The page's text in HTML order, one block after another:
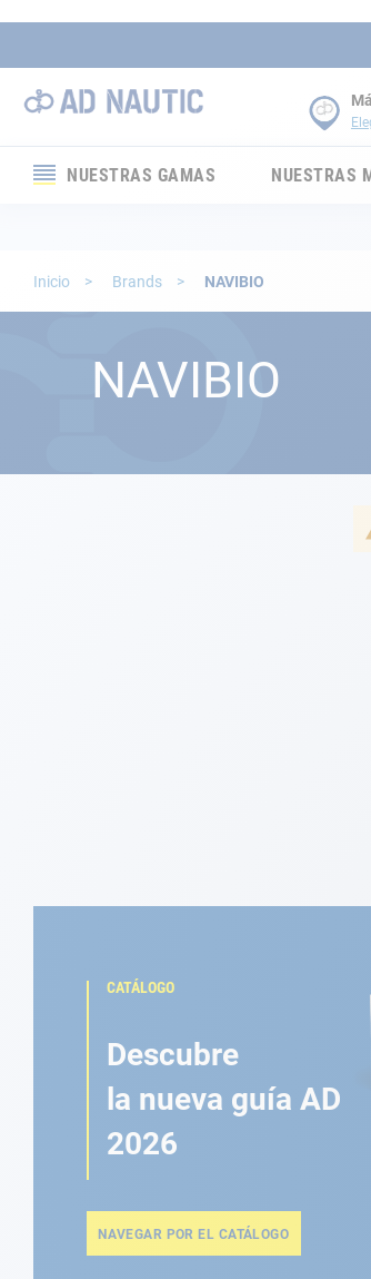
NUESTRAS GAMAS
Electricidad
NUESTRAS
Inicio Brands NAVIBIO
NAVIBIO
CATÁLOGO
Descubre
la nueva guía AD
2026
NAVEGAR POR EL CATÁLOGO